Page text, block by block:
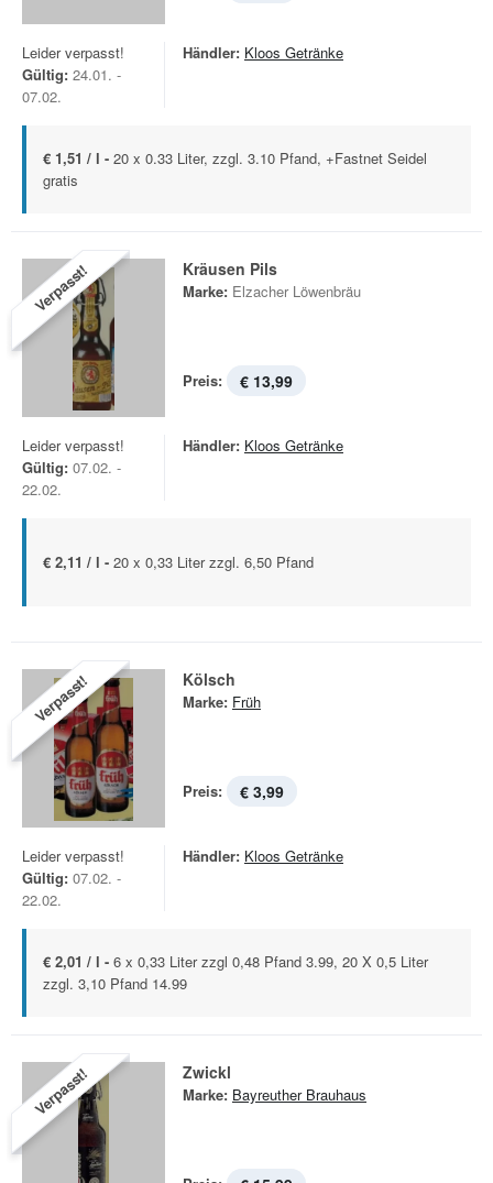
Leider verpasst!
Gültig: 24.01. -
07.02.
Händler: Kloos Getränke
€ 1,51 / l - 20 x 0.33 Liter, zzgl. 3.10 Pfand, +Fastnet Seidel
gratis
Verpasst! Kräusen Pils
Marke: Elzacher Löwenbräu
Preis: € 13,99
Leider verpasst!
Gültig: 07.02. -
22.02.
Händler: Kloos Getränke
€ 2,11 / l - 20 x 0,33 Liter zzgl. 6,50 Pfand
Verpasst! Kölsch
Marke: Früh
Preis: € 3,99
Leider verpasst!
Gültig: 07.02. -
22.02.
Händler: Kloos Getränke
€ 2,01 / l - 6 x 0,33 Liter zzgl 0,48 Pfand 3.99, 20 X 0,5 Liter
zzgl. 3,10 Pfand 14.99
Verpasst! Zwickl
Marke: Bayreuther Brauhaus